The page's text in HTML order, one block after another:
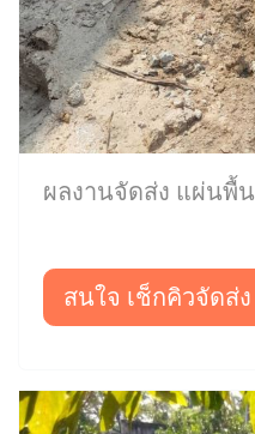
ผลงานจัดส่ง แผ่นพื้น
สนใจ เช็กคิวจัดส่ง